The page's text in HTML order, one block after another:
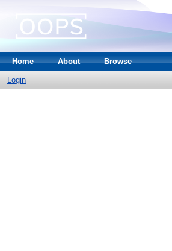
Home About Browse
Login